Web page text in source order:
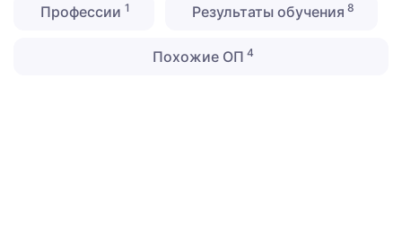
Профессии1 Результаты обучения 8
Похожие ОП 4